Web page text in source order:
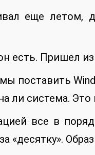
еще летом,
есть. Пришел
поставить
ли система.
все в
«десятку».